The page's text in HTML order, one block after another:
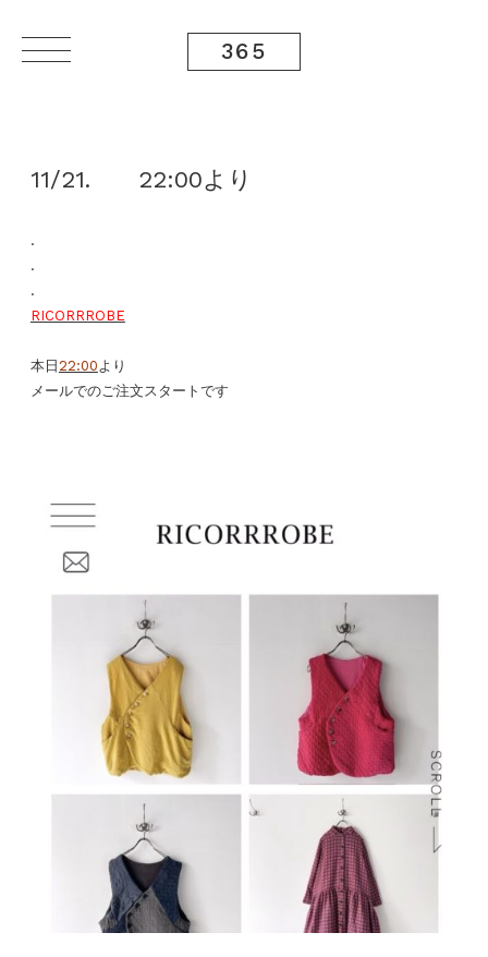
365
11/21. 22:00より
.
.
.
RICORRROBE
本日 22:00より
メールでのご注文スタートです